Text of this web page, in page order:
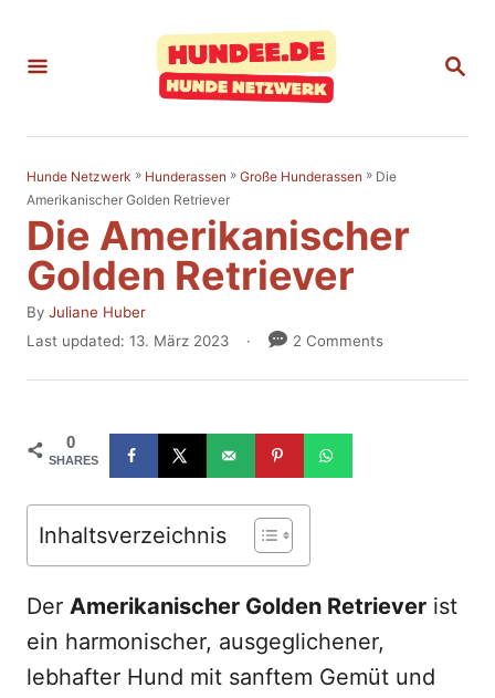
S
R
Hunde Netzwerk » Hunderassen » Große Hunderassen » Die
Amerikanischer Golden Retriever
Die Amerikanischer
Golden Retriever
By A
u
h
Juliane Huber
P
s
d
n
Last updated: 13. März 2023 2 Comments
0
SHARES
Inhaltsverzeichnis
Der Amerikanischer Golden Retriever ist
ein harmonischer, ausgeglichener,
lebhafter Hund mit sanftem Gemüt und